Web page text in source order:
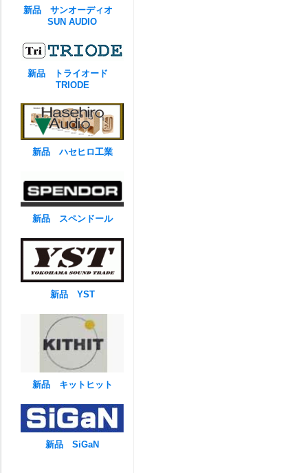
新品 サンオーディオ
SUN AUDIO
新品 トライオード
TRIODE
新品 ハセヒロ工業
新品 スペンドール
新品 YST
新品 キットヒット
新品 SiGaN